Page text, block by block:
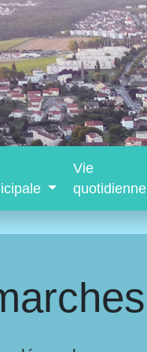
Vie
quotidienne